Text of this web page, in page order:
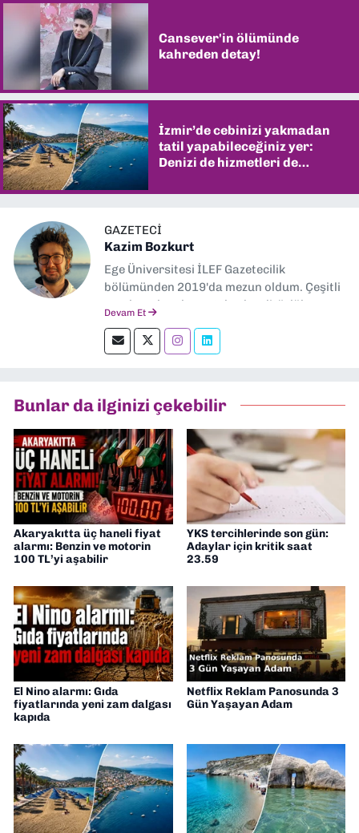
Cansever'in ölümünde
kahreden detay!
İzmir’de cebinizi yakmadan
tatil yapabileceğiniz yer:
Denizi de hizmetleri de
GAZETECI
Kazim Bozkurt
Ege Üniversitesi İLEF Gazetecilik
bölümünden 2019'da mezun oldum. Çeşitli
yerel ve ulusal gazetelerde editörlük,
okumayı severim.
Devam Et
Bunlar da ilginizi çekebilir
Akaryakıtta üç haneli fiyat
alarmı: Benzin ve motorin
100 TL’yi aşabilir
YKS tercihlerinde son gün:
Adaylar için kritik saat
23.59
El Nino alarmı: Gıda
fiyatlarında yeni zam dalgası
kapıda
Netflix Reklam Panosunda 3
Gün Yaşayan Adam